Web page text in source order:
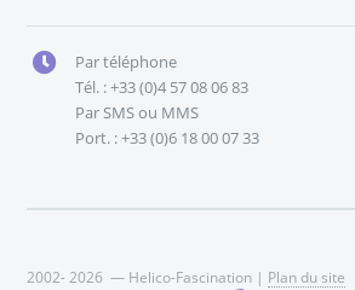
Par téléphone
Tél. : +33 (0)4 57 08 06 83
Par SMS ou MMS
Port. : +33 (0)6 18 00 07 33
2002- 2026 — Helico-Fascination | Plan du site